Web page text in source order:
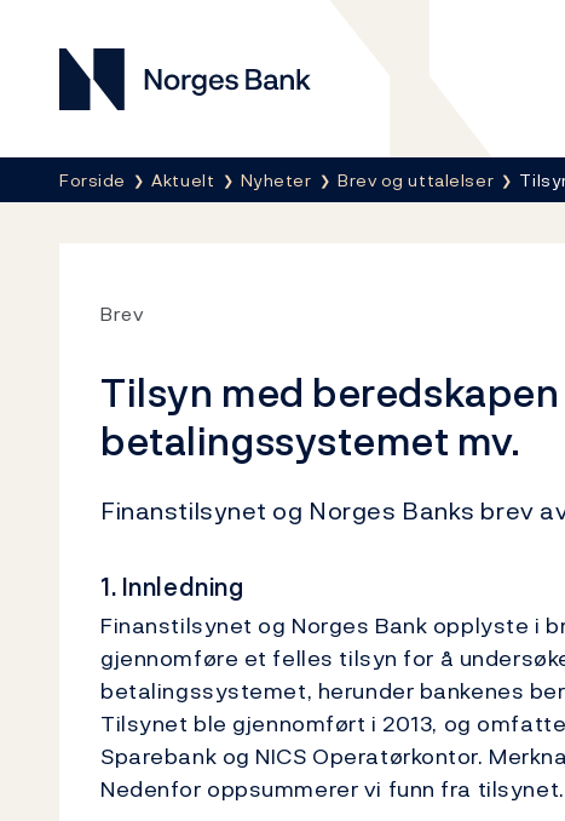
Norges Bank
Her er du nå:
Forside Aktuelt Nyheter Brev og uttalelser
Brev
Tilsyn med
betalingssystemet mv.
Finanstilsynet og Norges Banks brev
1. Innledning
Finanstilsynet og Norges Bank opplyste i
gjennomføre et felles tilsyn for å
betalingssystemet, herunder bankenes
Tilsynet ble gjennomført i 2013, og
Sparebank og NICS Operatørkontor.
Nedenfor oppsummerer vi funn fra tilsynet.